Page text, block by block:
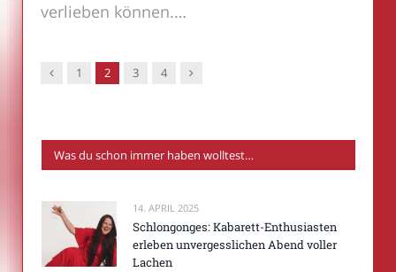
verlieben können.…
Vorgänger
1 2 3 4 Nachfolger
Was du schon immer haben wolltest…
14. APRIL 2025
Schlongonges: Kabarett-Enthusiasten
erleben unvergesslichen Abend voller
Lachen